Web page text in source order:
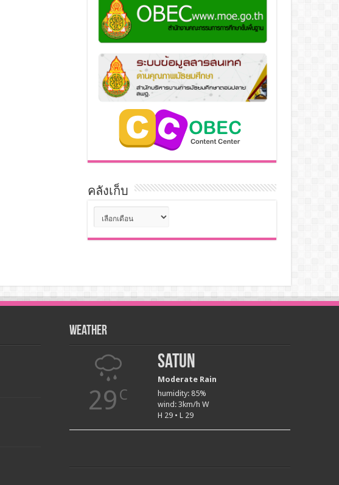
คลังเก็บ
เก็บ
Weather
29 C
Satun
Moderate Rain
humidity: 85%
wind: 3km/h W
H 29 • L 29